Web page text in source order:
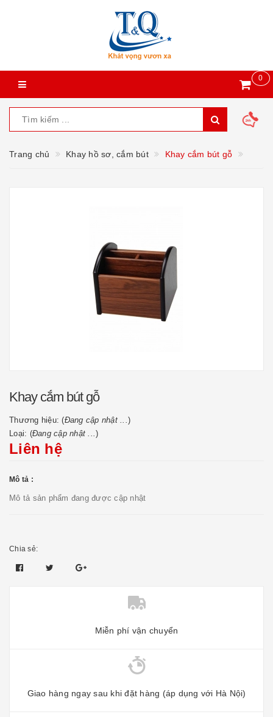
0
Trang chủ Khay hồ sơ, cắm bút Khay cắm bút gỗ
Khay cắm bút gỗ
Thương hiệu: (Đang cập nhật ...)
Loại: (Đang cập nhật ...)
Liên hệ
Mô tả :
Mô tả sản phẩm đang được cập nhật
Chia sẻ:
Miễn phí vận chuyển
Giao hàng ngay sau khi đặt hàng (áp dụng với Hà Nội)